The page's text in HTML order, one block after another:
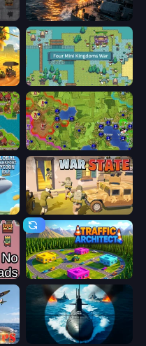
Battle Fleet World
Four Mini Kingdoms War
Hex Empire
Global Transport Tycoon Idle War State IO: Conquer Battles
Traffic Architect
Ships Battlefield 3D